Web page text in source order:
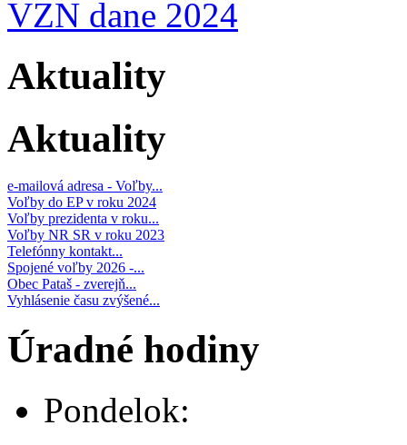
VZN dane 2024
Aktuality
Aktuality
e-mailová adresa - Voľby...
Voľby do EP v roku 2024
Voľby prezidenta v roku...
Voľby NR SR v roku 2023
Telefónny kontakt...
Spojené voľby 2026 -...
Obec Pataš - zverejň...
Vyhlásenie času zvýšené...
Úradné hodiny
Pondelok: